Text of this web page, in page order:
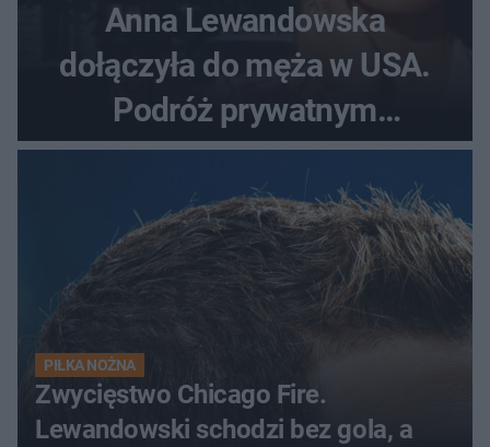
Anna Lewandowska
dołączyła do męża w USA.
Podróż prywatnym
odrzutowcem to dopiero
początek!
PIŁKA NOŻNA
Zwycięstwo Chicago Fire.
Lewandowski schodzi bez gola, a